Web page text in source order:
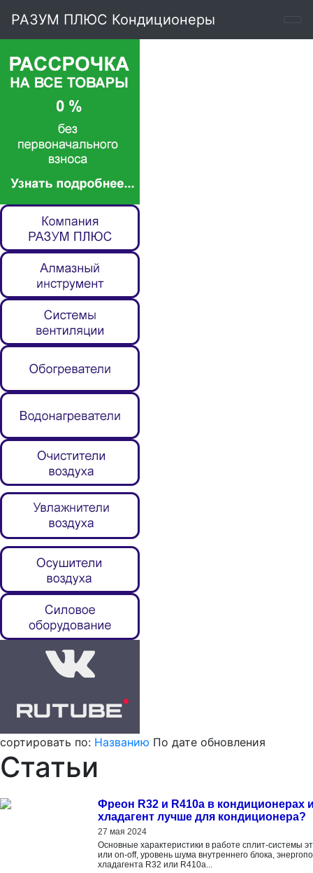
РАЗУМ ПЛЮС Кондиционеры
сортировать по: Названию По дате обновления
Статьи
Фреон R32 и R410a в кондиционерах
хладагент лучше для кондиционера?
27 мая 2024
Основные характеристики в работе сплит-системы
или on-off, уровень шума внутреннего блока,
хладагента R32 или R410a...